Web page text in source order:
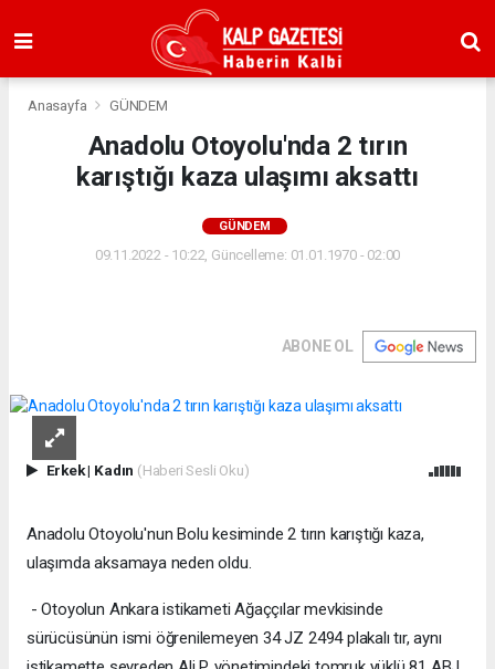
Anasayfa GÜNDEM
Anadolu Otoyolu'nda 2 tırın
karıştığı kaza ulaşımı aksattı
GÜNDEM
09.11.2022 - 10:22, Güncelleme: 01.01.1970 - 02:00
ABONE OL
Erkek| Kadın (Haberi Sesli Oku)
Anadolu Otoyolu'nun Bolu kesiminde 2 tırın karıştığı kaza,
ulaşımda aksamaya neden oldu.
- Otoyolun Ankara istikameti Ağaççılar mevkisinde
sürücüsünün ismi öğrenilemeyen 34 JZ 2494 plakalı tır, aynı